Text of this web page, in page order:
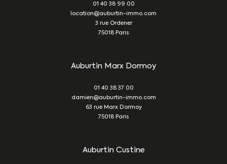
01 40 38 99 00
location@auburtin-immo.com
3 rue Ordener
75018
Paris
Auburtin Marx Dormoy
01 40 38 37 00
damien@auburtin-immo.com
63 rue Marx Dormoy
75018
Paris
Auburtin Custine